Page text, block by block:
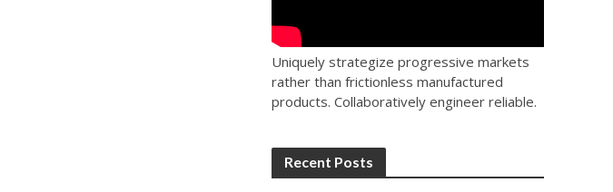
Uniquely strategize progressive markets
rather than frictionless manufactured
products. Collaboratively engineer reliable.
Recent Posts